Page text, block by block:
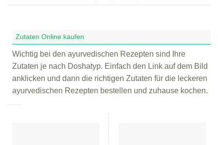
Zutaten Online kaufen
Wichtig bei den ayurvedischen Rezepten sind Ihre
Zutaten je nach Doshatyp. Einfach den Link auf dem Bild
anklicken und dann die richtigen Zutaten für die leckeren
ayurvedischen Rezepten bestellen und zuhause kochen.